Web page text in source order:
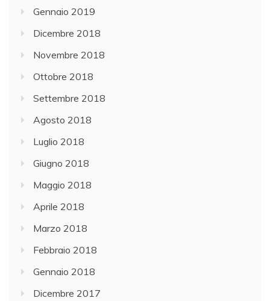
Gennaio 2019
Dicembre 2018
Novembre 2018
Ottobre 2018
Settembre 2018
Agosto 2018
Luglio 2018
Giugno 2018
Maggio 2018
Aprile 2018
Marzo 2018
Febbraio 2018
Gennaio 2018
Dicembre 2017